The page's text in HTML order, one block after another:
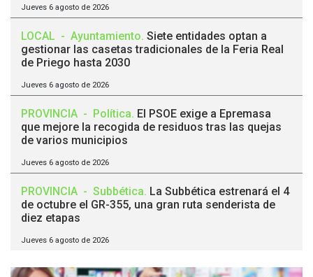
Jueves 6 agosto de 2026
LOCAL - Ayuntamiento. Siete entidades optan a
gestionar las casetas tradicionales de la Feria Real
de Priego hasta 2030
Jueves 6 agosto de 2026
PROVINCIA - Política. El PSOE exige a Epremasa
que mejore la recogida de residuos tras las quejas
de varios municipios
Jueves 6 agosto de 2026
PROVINCIA - Subbética. La Subbética estrenará el 4
de octubre el GR-355, una gran ruta senderista de
diez etapas
Jueves 6 agosto de 2026